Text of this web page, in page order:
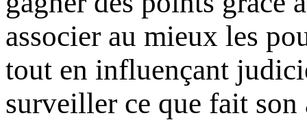
associer au mieux les
tout en influençant
surveiller ce que fait son